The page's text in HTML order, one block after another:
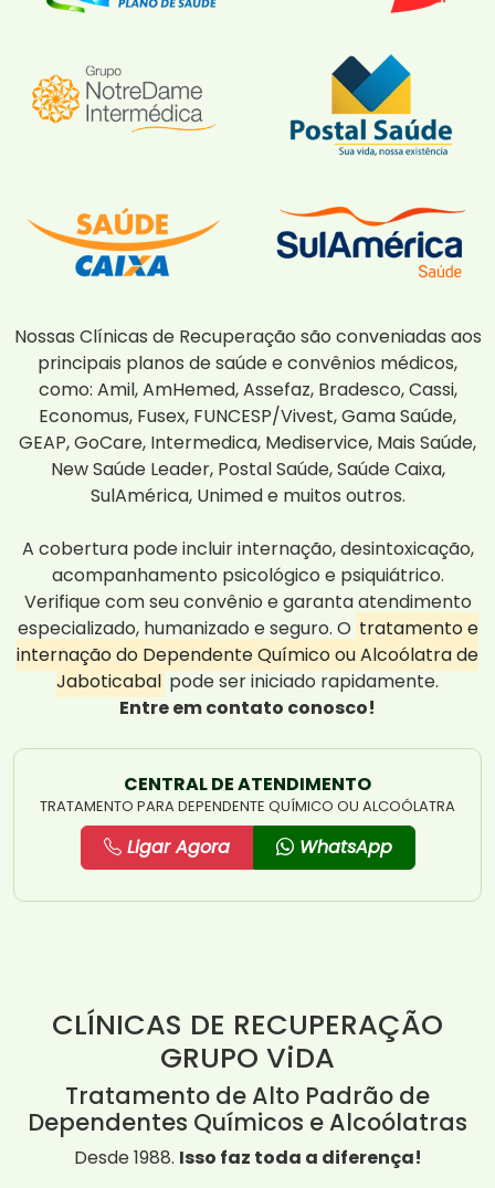
Nossas Clínicas de Recuperação são conveniadas aos
principais planos de saúde e convênios médicos,
como: Amil, AmHemed, Assefaz, Bradesco, Cassi,
Economus, Fusex, FUNCESP/Vivest, Gama Saúde,
GEAP, GoCare, Intermedica, Mediservice, Mais Saúde,
New Saúde Leader, Postal Saúde, Saúde Caixa,
SulAmérica, Unimed e muitos outros.
A cobertura pode incluir internação, desintoxicação,
acompanhamento psicológico e psiquiátrico.
Verifique com seu convênio e garanta atendimento
especializado, humanizado e seguro. O tratamento e
internação do Dependente Químico ou Alcoólatra de
Jaboticabal pode ser iniciado rapidamente.
Entre em contato conosco!
CENTRAL DE ATENDIMENTO
TRATAMENTO PARA DEPENDENTE QUÍMICO OU ALCOÓLATRA
Ligar Agora WhatsApp
CLÍNICAS DE RECUPERAÇÃO
GRUPO ViDA
Tratamento de Alto Padrão de
Dependentes Químicos e Alcoólatras
Desde 1988. Isso faz toda a diferença!